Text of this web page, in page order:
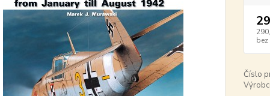
bez
Číslo